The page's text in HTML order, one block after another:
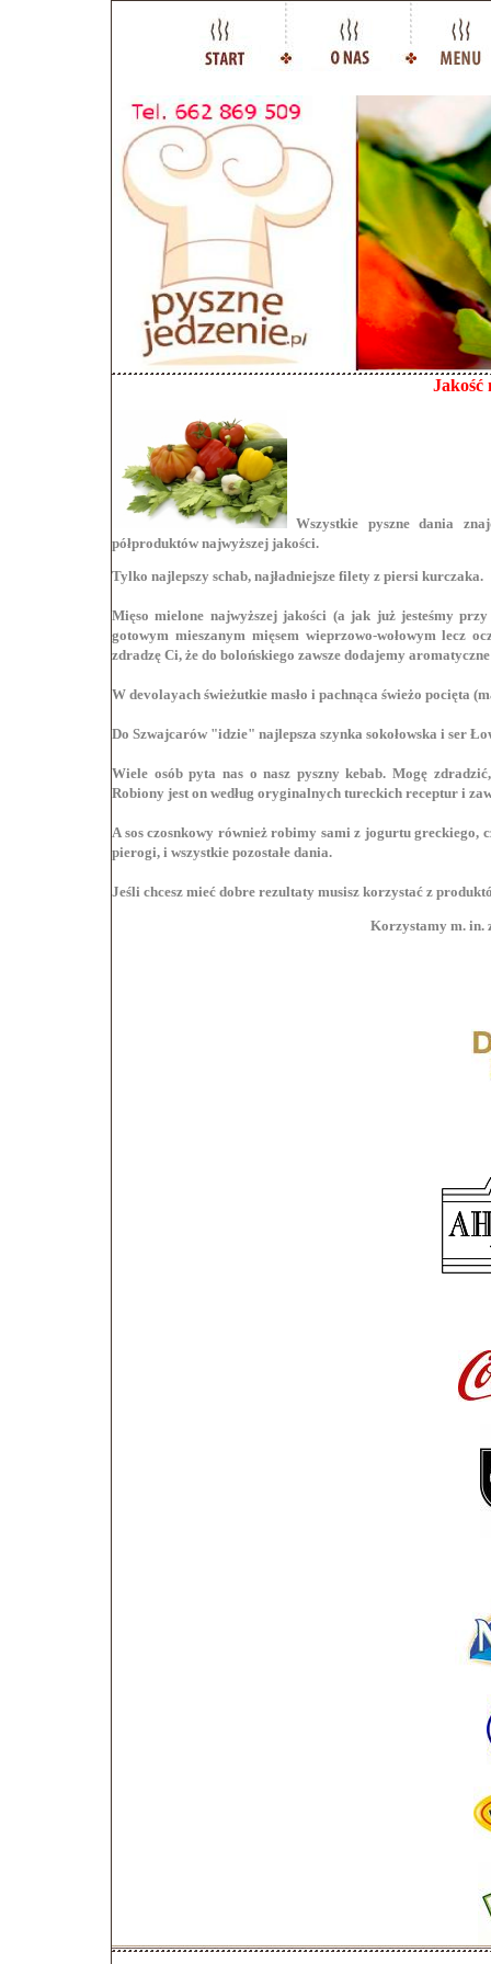
Jakość
Wszystkie pyszne dania
półproduktów najwyższej jakości.
Tylko najlepszy schab, najładniejsze filety z piersi kurczaka.
Mięso mielone najwyższej jakości (a jak już jesteśmy
gotowym mieszanym mięsem wieprzowo-wołowym lecz
zdradzę Ci, że do bolońskiego zawsze dodajemy
W devolayach świeżutkie masło i pachnąca świeżo pocięta
Do Szwajcarów "idzie" najlepsza szynka sokołowska i ser
Wiele osób pyta nas o nasz pyszny kebab. Mogę
Robiony jest on według oryginalnych tureckich receptur i
A sos czosnkowy również robimy sami z jogurtu greckiego,
pierogi, i wszystkie pozostałe dania.
Jeśli chcesz mieć dobre rezultaty musisz korzystać z
Korzystamy m. in.